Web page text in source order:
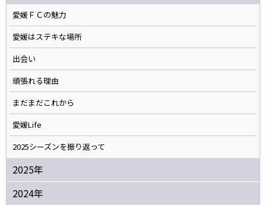
愛媛ＦＣの魅力
愛媛はステキな場所
出会い
頑張れる理由
まだまだこれから
愛媛Life
2025シーズンを振り返って
2025年
2024年